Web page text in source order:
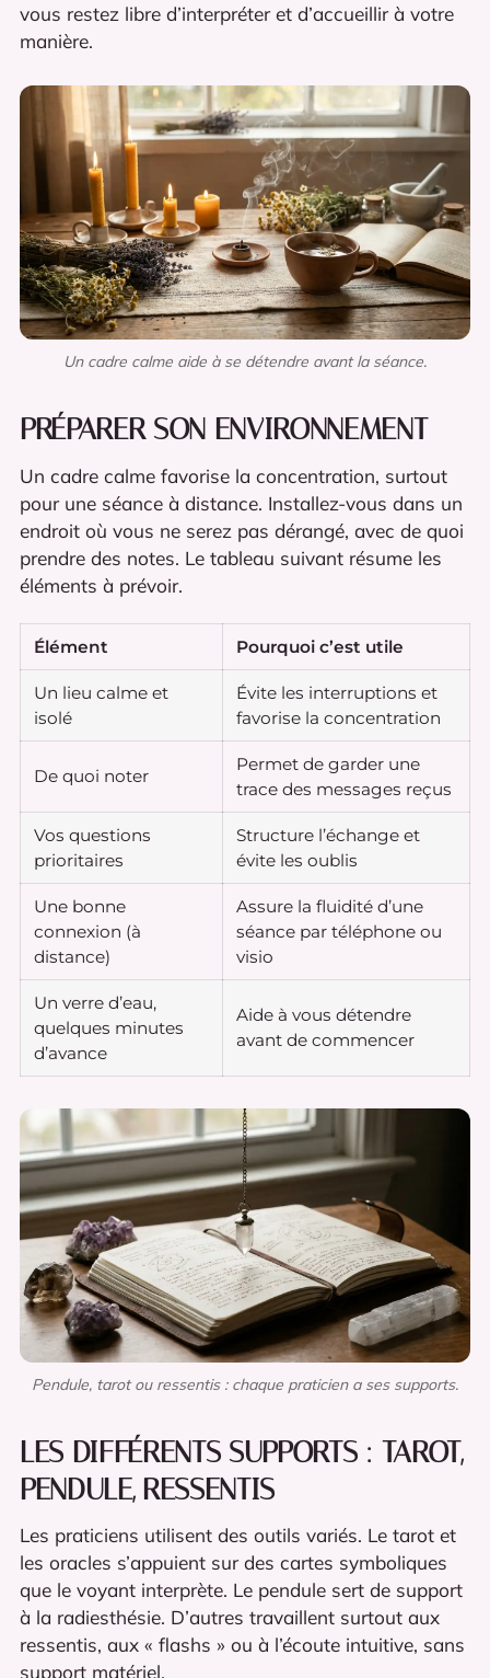
vous restez libre d’interpréter et d’accueillir à votre
manière.
Un cadre calme aide à se détendre avant la séance.
PRÉPARER SON ENVIRONNEMENT
Un cadre calme favorise la concentration, surtout
pour une séance à distance. Installez-vous dans un
endroit où vous ne serez pas dérangé, avec de quoi
prendre des notes. Le tableau suivant résume les
éléments à prévoir.
Élément Pourquoi c’est utile
Un lieu calme et
isolé
Évite les interruptions et
favorise la concentration
De quoi noter
Permet de garder une
trace des messages reçus
Vos questions
prioritaires
Structure l’échange et
évite les oublis
Une bonne
connexion (à
distance)
Assure la fluidité d’une
séance par téléphone ou
visio
Un verre d’eau,
quelques minutes
d’avance
Aide à vous détendre
avant de commencer
Pendule, tarot ou ressentis : chaque praticien a ses supports.
LES DIFFÉRENTS SUPPORTS : TAROT,
PENDULE, RESSENTIS
Les praticiens utilisent des outils variés. Le tarot et
les oracles s’appuient sur des cartes symboliques
que le voyant interprète. Le pendule sert de support
à la radiesthésie. D’autres travaillent surtout aux
ressentis, aux « flashs » ou à l’écoute intuitive, sans
support matériel.